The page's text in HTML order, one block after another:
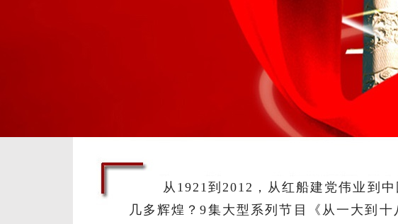
从1921到2012，从红船建党伟业到
几多辉煌？9集大型系列节目《从一大到